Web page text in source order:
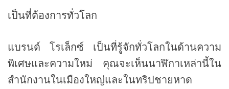
เป็นที่ต้องการทั่วโลก
แบรนด์ โรเล็กซ์ เป็นที่รู้จักทั่วโลกในด้านความ
พิเศษและความใหม่ คุณจะเห็นนาฬิกาเหล่านี้ใน
สำนักงานในเมืองใหญ่และในทริปชายหาด